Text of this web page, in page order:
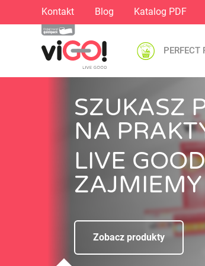
Kontakt Blog Katalog PDF
PERFECT
SZUKASZ
NA
LIVE
Zobacz produkty